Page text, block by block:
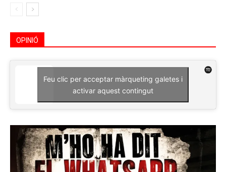
OPINIÓ
Feu clic per acceptar màrqueting galetes i
activar aquest contingut